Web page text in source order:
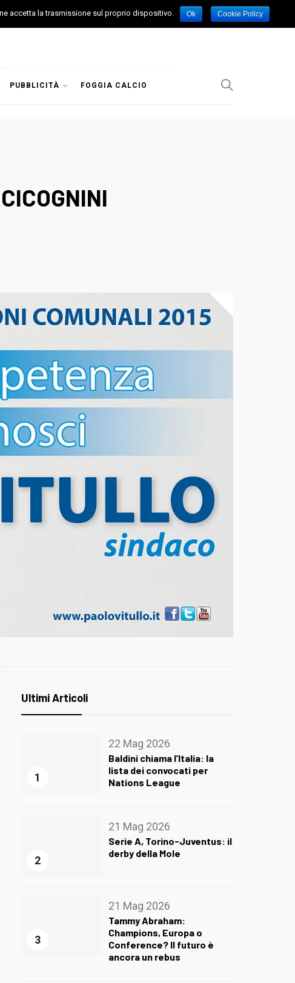
PUBBLICITÀ FOGGIA CALCIO
Ultimi Articoli
1
22 Mag 2026
Baldini chiama l’Italia: la
lista dei convocati per
Nations League
2
21 Mag 2026
Serie A, Torino-Juventus: il
derby della Mole
3
21 Mag 2026
Tammy Abraham:
Champions, Europa o
Conference? Il futuro è
ancora un rebus
accetta la trasmissione sul proprio dispositivo. Ok Cookie Policy